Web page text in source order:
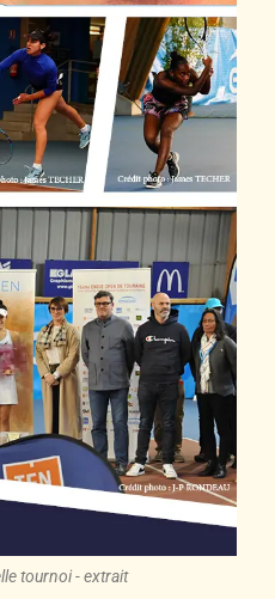
tournoi - extrait